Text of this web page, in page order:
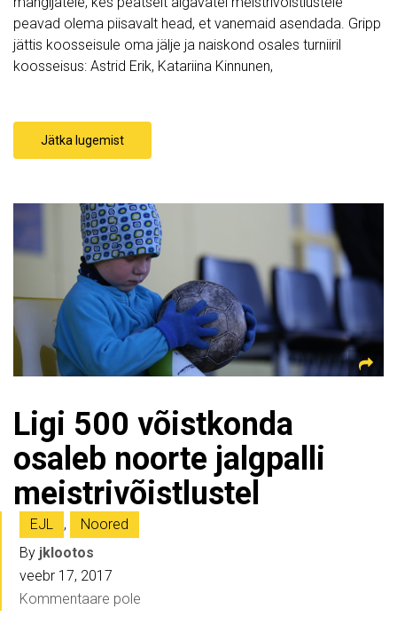
peavad olema piisavalt head, et vanemaid asendada. Gripp
jättis koosseisule oma jälje ja naiskond osales turniiril
koosseisus: Astrid Erik, Katariina Kinnunen,
Jätka lugemist
Ligi 500 võistkonda
osaleb noorte jalgpalli
meistrivõistlustel
EJL ,
Noored
By jklootos
veebr 17, 2017
Kommentaare pole